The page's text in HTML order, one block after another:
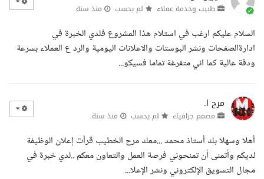
طبيب وخدمة عملاء لم يحسب منذ سنة
السلام عليكم ارغب في استلام هذا المشروع فلدي الخبرة في
ادارةالصفحات ونشر البوستات والاعلانات اليومية والرد ع العملاء بسرعة
ودقة عالية كما اني متفرغة تماما فسيكو...
مرح ا.
مصمم جرافيك لم يحسب منذ سنة
أهلا وسهلا بك أستاذ محمد ...معك مرح الخطيب قرأت إعلان الوظيفة
لديكم وأتمنى أن تمنحوني فرصة العمل والتعاون معكم ..لدي خبرة في
مجال التسويق الإلكتروني ونشر الإعلا...